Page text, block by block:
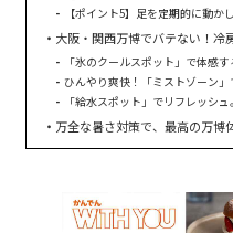
【ポイント5】足を定期的に動か
大阪・関西万博でバテない！
「氷のクールスポット」で体感す
ひんやり爽快！「ミストゾーン
「給水スポット」でリフレッシ
万全な暑さ対策で、最高の万博